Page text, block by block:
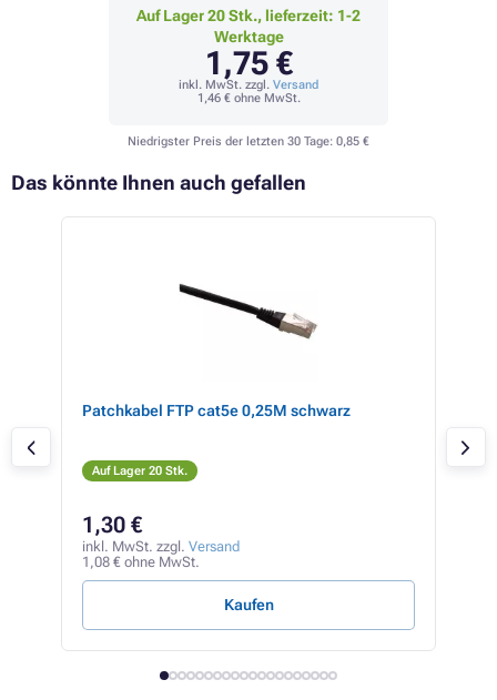
Auf Lager 20 Stk., lieferzeit: 1-2
Werktage
1,75 €
inkl. MwSt. zzgl. Versand
1,46 €ohne MwSt.
Niedrigster Preis der letzten 30 Tage: 0,85 €
Das könnte Ihnen auch gefallen
Patchkabel FTP cat5e 0,25M schwarz
Auf Lager 20 Stk.
1,30 €
inkl. MwSt. zzgl. Versand
1,08 € ohne MwSt.
Kaufen